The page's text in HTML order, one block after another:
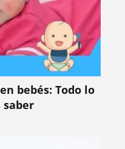
bebés: Todo lo
saber